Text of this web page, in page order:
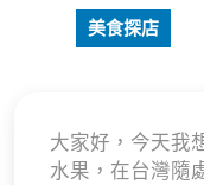
美食探店
大家好，今天我
水果，在台灣隨